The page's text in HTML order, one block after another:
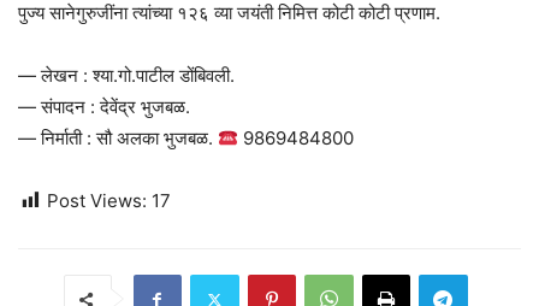
पुज्य सानेगुरुजींना त्यांच्या १२६ व्या जयंती निमित्त कोटी कोटी प्रणाम.
— लेखन : श्या.गो.पाटील डोंबिवली.
— संपादन : देवेंद्र भुजबळ.
— निर्माती : सौ अलका भुजबळ.
9869484800
Post Views: 17